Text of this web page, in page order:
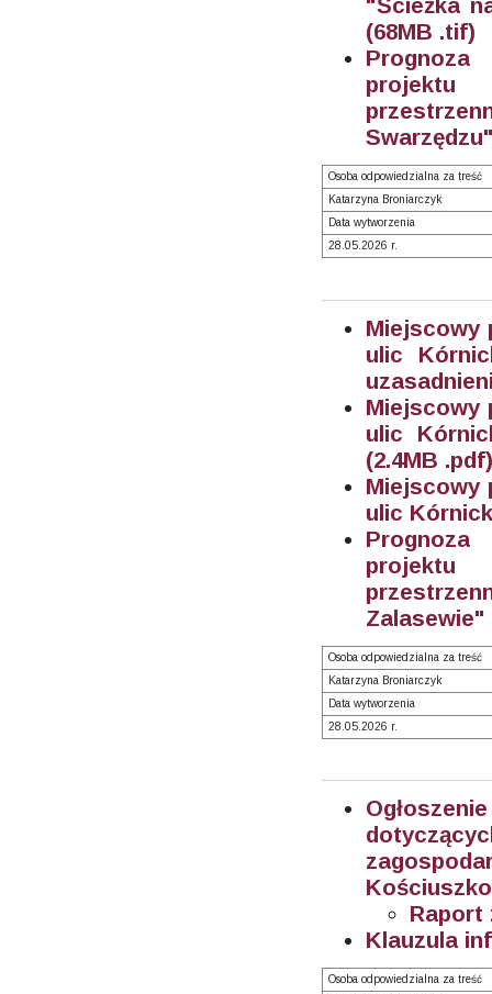
"Ścieżka
(68MB .tif)
projektu
Osoba odpowiedzialna za treść
Katarzyna Broniarczyk
Data wytworzenia
28.05.2026 r.
Miejscowy
ulic
Miejscowy
ulic
(2.4MB
Miejscowy
ulic
projektu
Zalasewie"
Osoba odpowiedzialna za treść
Katarzyna Broniarczyk
Data wytworzenia
28.05.2026 r.
Raport
Klauzula
Osoba odpowiedzialna za treść